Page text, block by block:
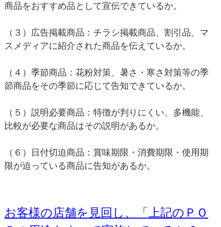
商品をおすすめ品として宣伝できているか。
（３）広告掲載商品：チラシ掲載商品、割引品、マ
スメディアに紹介された商品を伝えているか。
（４）季節商品：花粉対策、暑さ・寒さ対策等の季
節商品をその季節に応じて告知できているか。
（５）説明必要商品：特徴が判りにくい、多機能、
比較が必要な商品はその説明があるか。
（６）日付切迫商品：賞味期限・消費期限・使用期
限が迫っている商品に告知があるか。
お客様の店舗を見回し、「上記のＰＯ